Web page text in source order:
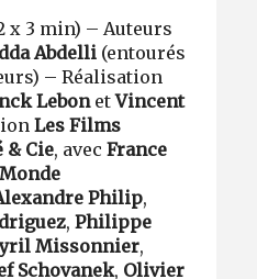
x 3 min) – Auteurs
Abdelli (entourés
– Réalisation
LebonetVincent
Les Films
& Cie, avecFrance
Philip,
, Philippe
Missonnier,
Schovanek, Olivier